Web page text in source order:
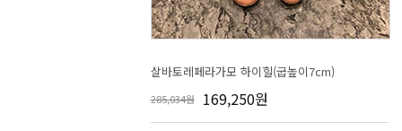
살바토레페라가모 하이힐(굽높이7cm)
285,034원 169,250원